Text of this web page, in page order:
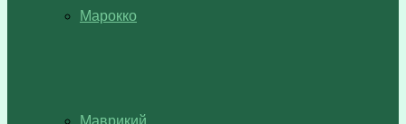
Марокко
Маврикий